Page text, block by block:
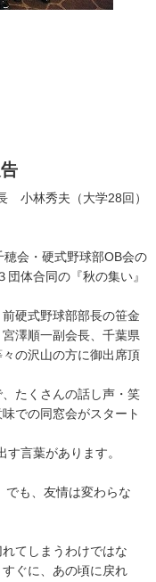
小林秀夫（大学28回）
会・硬式野球部OB会の
体合同の『秋の集い』
硬式野球部部長の笹金
澤順一副会長、千葉県
の沢山の方に御出席頂
たくさんの話し声・笑
での同窓会がスタート
言葉があります。
でも、友情は変わらな
てしまうわけではな
ぐに、あの頃に戻れ